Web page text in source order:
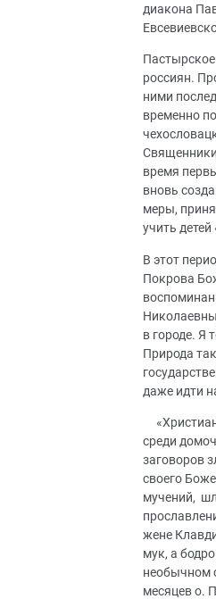
диакона
россиян.
ними
временно
время
вновь
меры,
учить
В этот
Покрова
в городе. Я
Природа
даже идти
среди
заговоров
своего
мучений,
жене
мук, а
необычном
месяцев о.